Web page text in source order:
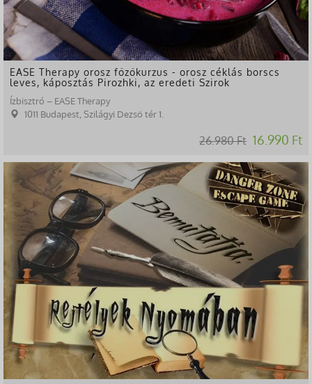
EASE Therapy orosz főzőkurzus - orosz céklás borscs
leves, káposztás Pirozhki, az eredeti Szirok
Ízbisztró – EASE Therapy
1011 Budapest, Szilágyi Dezső tér 1.
26.980 Ft 16.990 Ft
-10%